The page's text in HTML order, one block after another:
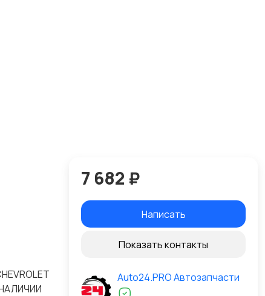
7 682 ₽
Написать
Показать контакты
Auto24.PRO Автозапчасти